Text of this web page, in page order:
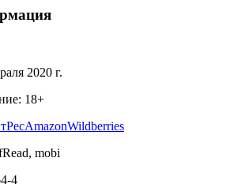
2020 г.
18+
AmazonWildberries
mobi
4